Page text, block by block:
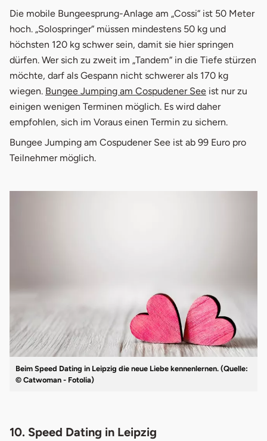
Die mobile Bungeesprung-Anlage am „Cossi“ ist 50 Meter
hoch. „Solospringer“ müssen mindestens 50 kg und
höchsten 120 kg schwer sein, damit sie hier springen
dürfen. Wer sich zu zweit im „Tandem“ in die Tiefe stürzen
möchte, darf als Gespann nicht schwerer als 170 kg
wiegen. Bungee Jumping am Cospudener See ist nur zu
einigen wenigen Terminen möglich. Es wird daher
empfohlen, sich im Voraus einen Termin zu sichern.
Bungee Jumping am Cospudener See ist ab 99 Euro pro
Teilnehmer möglich.
Beim Speed Dating in Leipzig die neue Liebe kennenlernen. (Quelle:
© Catwoman - Fotolia)
10. Speed Dating in Leipzig